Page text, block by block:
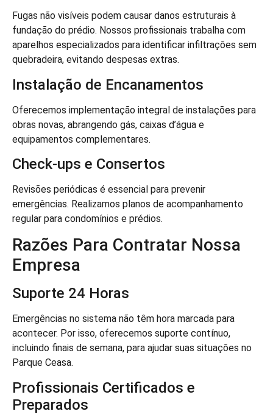
Fugas não visíveis podem causar danos estruturais à
fundação do prédio. Nossos profissionais trabalha com
aparelhos especializados para identificar infiltrações sem
quebradeira, evitando despesas extras.
Instalação de Encanamentos
Oferecemos implementação integral de instalações para
obras novas, abrangendo gás, caixas d’água e
equipamentos complementares.
Check-ups e Consertos
Revisões periódicas é essencial para prevenir
emergências. Realizamos planos de acompanhamento
regular para condomínios e prédios.
Razões Para Contratar Nossa
Empresa
Suporte 24 Horas
Emergências no sistema não têm hora marcada para
acontecer. Por isso, oferecemos suporte contínuo,
incluindo finais de semana, para ajudar suas situações no
Parque Ceasa.
Profissionais Certificados e
Preparados